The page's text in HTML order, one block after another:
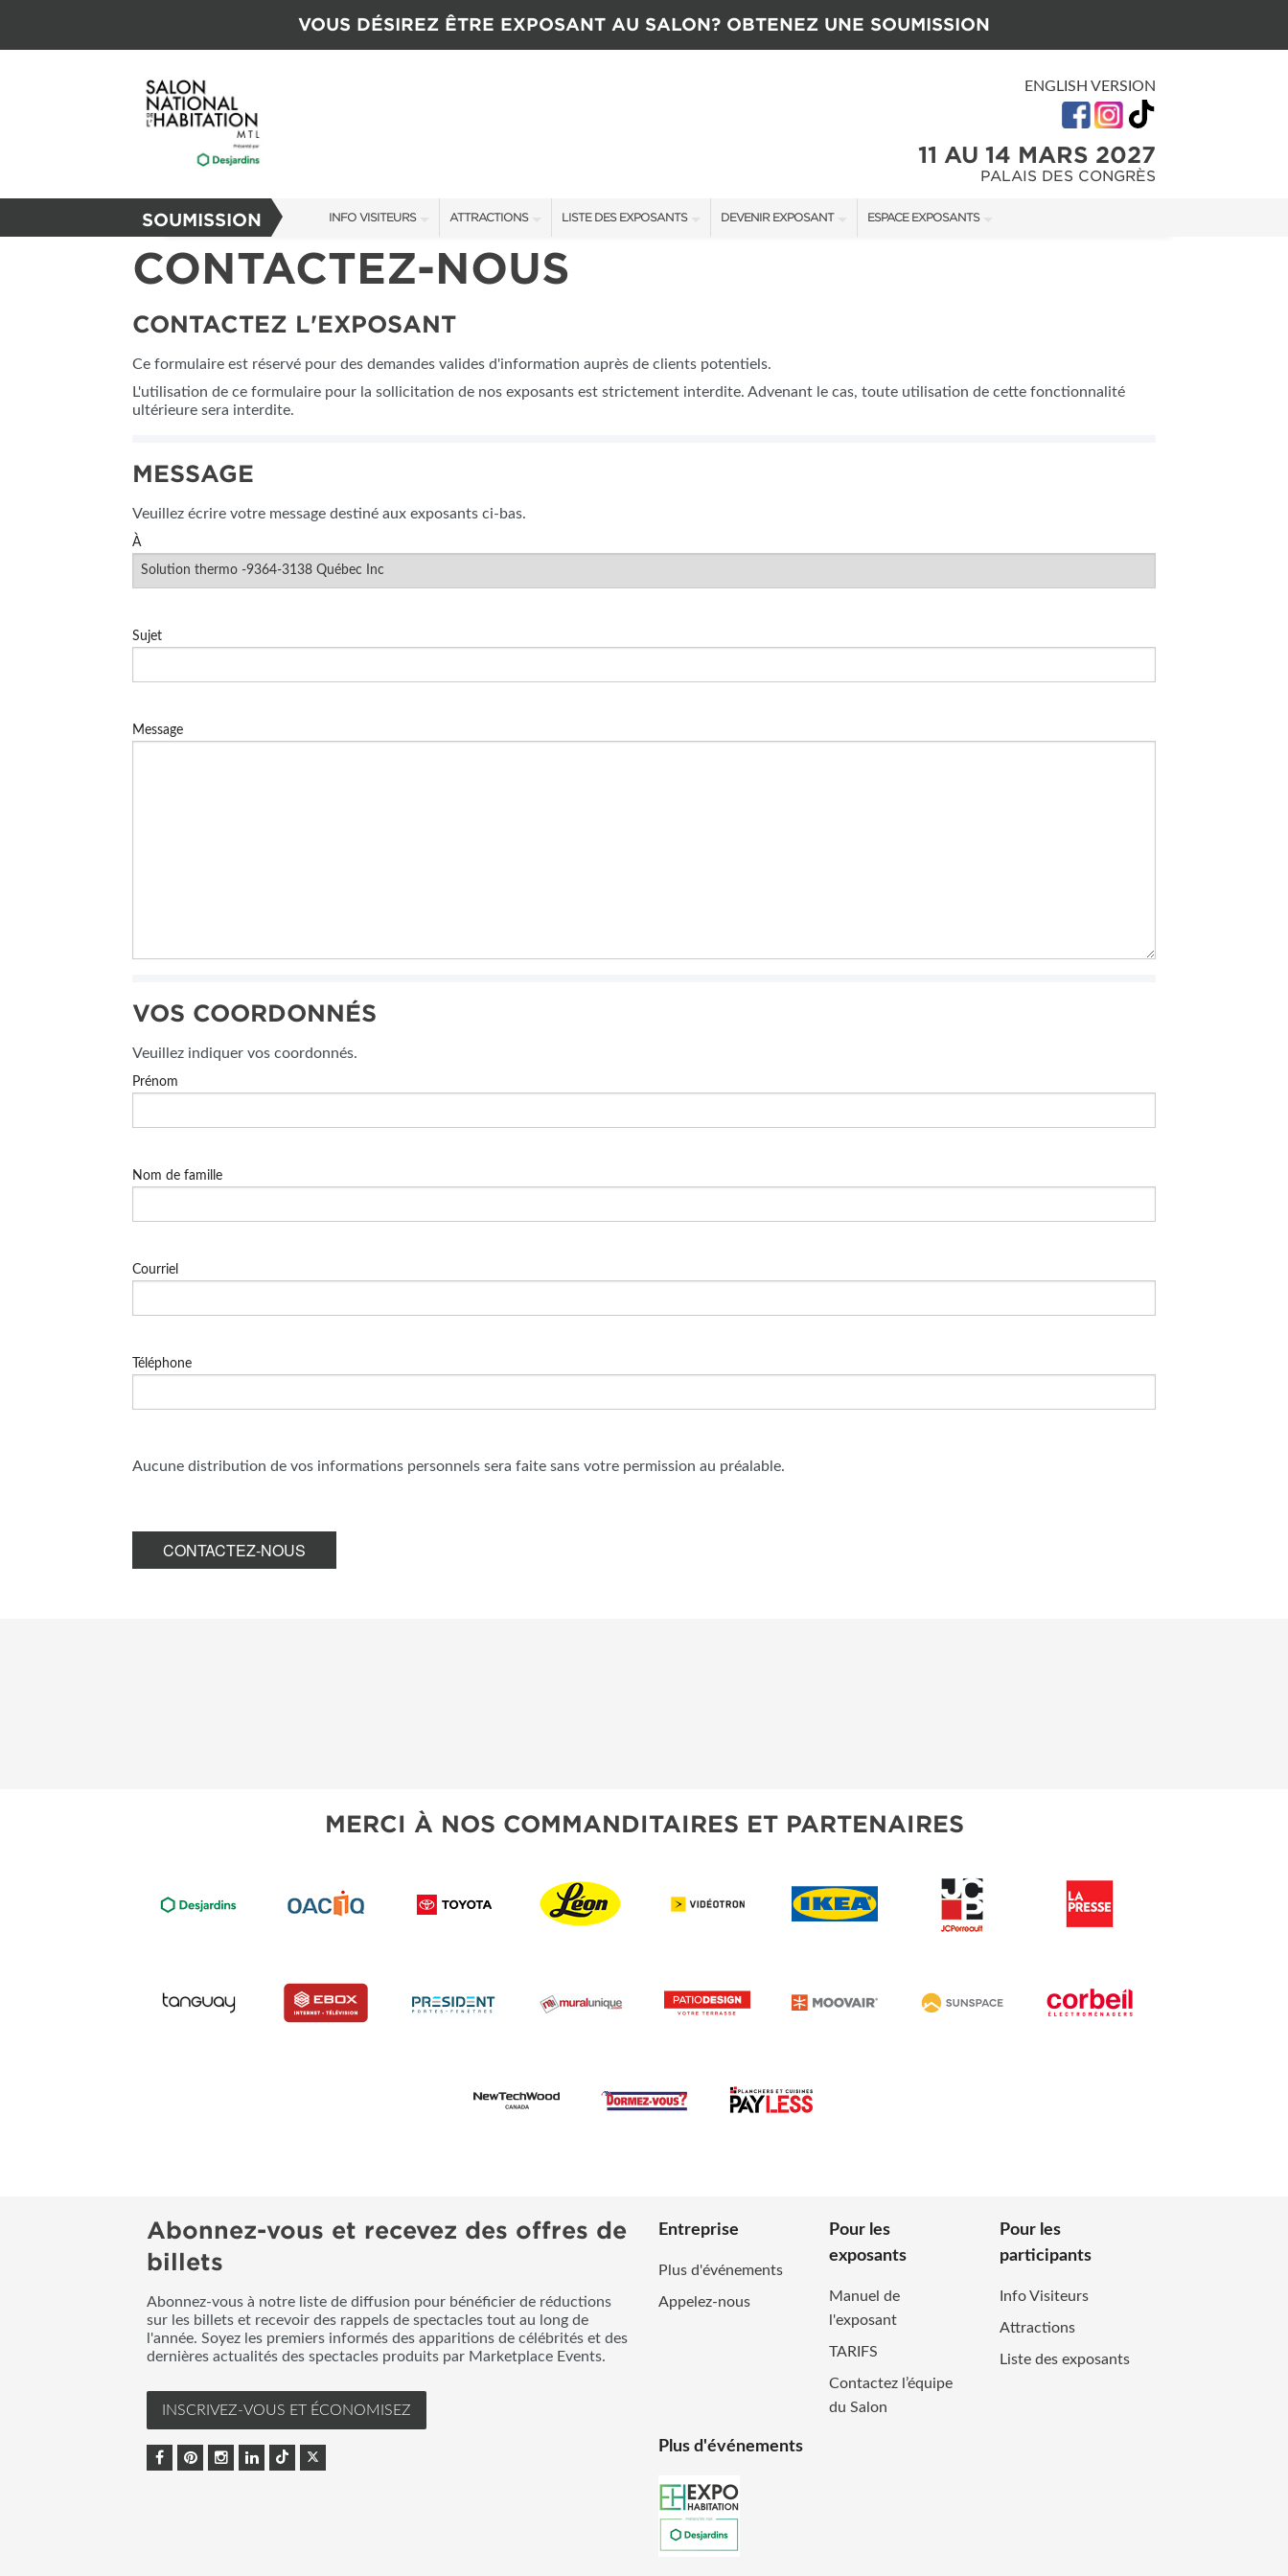
VOUS DÉSIREZ ÊTRE EXPOSANT AU SALON? OBTENEZ UNE SOUMISSION
11 AU 14 MARS 2027
PALAIS DES CONGRÈS
SOUMISSION INFO VISITEURS
INFO VISITEURS
S'ABONNER MAINTENANT
ATTRACTIONS
ATTRACTIONS
LISTE DES EXPOSANTS
EXPOSANTS
COMMANDITAIRES
DEVENIR EXPOSANT
OBTENIR UNE SOUMISSION
ESPACE EXPOSANTS
ENGLISH VERSION
CONTACTEZ-NOUS
CONTACTEZ L'EXPOSANT
Ce formulaire est réservé pour des demandes valides d'information auprès de clients potentiels.
L'utilisation de ce formulaire pour la sollicitation de nos exposants est strictement interdite. Advenant le cas, toute utilisation de cette fonctionnalité
ultérieure sera interdite.
MESSAGE
Veuillez écrire votre message destiné aux exposants ci-bas.
À
Sujet
Message
VOS COORDONNÉS
Veuillez indiquer vos coordonnés.
Prénom
Nom de famille
Courriel
Téléphone
Aucune distribution de vos informations personnels sera faite sans votre permission au préalable.
CONTACTEZ-NOUS
MERCI À NOS COMMANDITAIRES ET PARTENAIRES
Abonnez-vous et recevez des offres de
billets
Abonnez-vous à notre liste de diffusion pour bénéficier de réductions
sur les billets et recevoir des rappels de spectacles tout au long de
l'année. Soyez les premiers informés des apparitions de célébrités et des
dernières actualités des spectacles produits par Marketplace Events.
INSCRIVEZ-VOUS ET ÉCONOMISEZ
Entreprise
Plus d'événements
Appelez-nous
Pour les
exposants
Manuel de
l'exposant
TARIFS
Contactez l’équipe
du Salon
Pour les
participants
Info Visiteurs
Attractions
Liste des exposants
Plus d'événements